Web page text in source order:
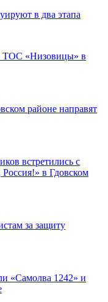
в два этапа
ТОС «Низовицы» в
районе направят
встретились с
в Гдовском
за защиту
«Самолва 1242» и